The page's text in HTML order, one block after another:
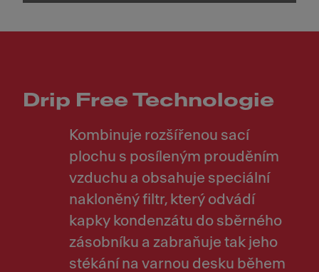
Drip Free Technologie
Kombinuje rozšířenou sací
plochu s posíleným prouděním
vzduchu a obsahuje speciální
nakloněný filtr, který odvádí
kapky kondenzátu do sběrného
zásobníku a zabraňuje tak jeho
stékání na varnou desku během